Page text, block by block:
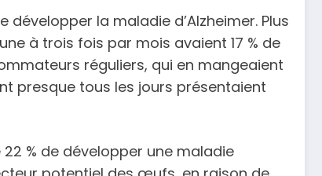
la maladie d’Alzheimer. Plus
à trois fois par mois avaient 17 % de
réguliers, qui en mangeaient
presque tous les jours présentaient
% de développer une maladie